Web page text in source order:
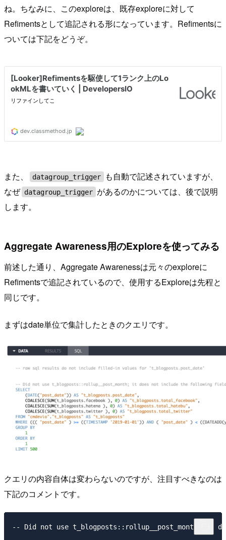
ね。ちなみに、このexploreは、既存exploreに対して
Refimentsとして追記される形になっています。Refimentsに
ついては下記をどうぞ。
また、 datagroup_trigger
も自動で記述されていますが、
なぜ datagroup_trigger があるのかについては、後で説明
します。
Aggregate Awareness用のExploreを使ってみる
前述した通り、Aggregate Awarenessは元々のexploreに
Refimentsで追記されているので、使用するExploreは先程と
同じです。
まずはdate単位で集計したときのクエリです。
クエリの内容自体は変わらないのですが、注目すべきなのは
下記のコメントです。